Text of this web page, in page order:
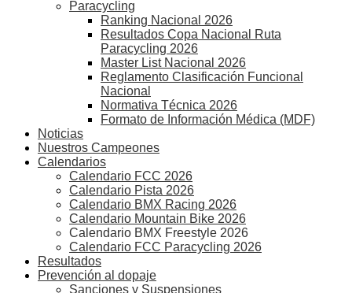
Paracycling
Ranking Nacional 2026
Resultados Copa Nacional Ruta
Paracycling 2026
Master List Nacional 2026
Reglamento Clasificación Funcional
Nacional
Normativa Técnica 2026
Formato de Información Médica (MDF)
Noticias
Nuestros Campeones
Calendarios
Calendario FCC 2026
Calendario Pista 2026
Calendario BMX Racing 2026
Calendario Mountain Bike 2026
Calendario BMX Freestyle 2026
Calendario FCC Paracycling 2026
Resultados
Prevención al dopaje
Sanciones y Suspensiones